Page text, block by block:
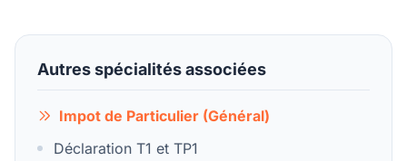
Autres spécialités associées
Impot de Particulier (Général)
Déclaration T1 et TP1